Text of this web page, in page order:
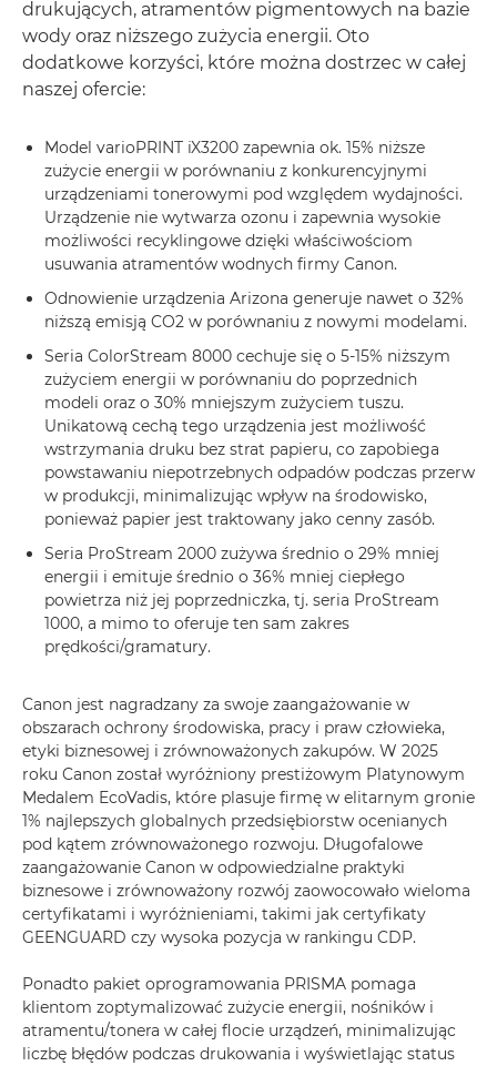
drukujących, atramentów pigmentowych na bazie
wody oraz niższego zużycia energii. Oto
dodatkowe korzyści, które można dostrzec w całej
naszej ofercie:
Model varioPRINT iX3200 zapewnia ok. 15% niższe
zużycie energii w porównaniu z konkurencyjnymi
urządzeniami tonerowymi pod względem wydajności.
Urządzenie nie wytwarza ozonu i zapewnia wysokie
możliwości recyklingowe dzięki właściwościom
usuwania atramentów wodnych firmy Canon.
Odnowienie urządzenia Arizona generuje nawet o 32%
niższą emisją CO2 w porównaniu z nowymi modelami.
Seria ColorStream 8000 cechuje się o 5-15% niższym
zużyciem energii w porównaniu do poprzednich
modeli oraz o 30% mniejszym zużyciem tuszu.
Unikatową cechą tego urządzenia jest możliwość
wstrzymania druku bez strat papieru, co zapobiega
powstawaniu niepotrzebnych odpadów podczas przerw
w produkcji, minimalizując wpływ na środowisko,
ponieważ papier jest traktowany jako cenny zasób.
Seria ProStream 2000 zużywa średnio o 29% mniej
energii i emituje średnio o 36% mniej ciepłego
powietrza niż jej poprzedniczka, tj. seria ProStream
1000, a mimo to oferuje ten sam zakres
prędkości/gramatury.
Canon jest nagradzany za swoje zaangażowanie w
obszarach ochrony środowiska, pracy i praw człowieka,
etyki biznesowej i zrównoważonych zakupów. W 2025
roku Canon został wyróżniony prestiżowym Platynowym
Medalem EcoVadis, które plasuje firmę w elitarnym gronie
1% najlepszych globalnych przedsiębiorstw ocenianych
pod kątem zrównoważonego rozwoju. Długofalowe
zaangażowanie Canon w odpowiedzialne praktyki
biznesowe i zrównoważony rozwój zaowocowało wieloma
certyfikatami i wyróżnieniami, takimi jak certyfikaty
GEENGUARD czy wysoka pozycja w rankingu CDP.
Ponadto pakiet oprogramowania PRISMA pomaga
klientom zoptymalizować zużycie energii, nośników i
atramentu/tonera w całej flocie urządzeń, minimalizując
liczbę błędów podczas drukowania i wyświetlając status